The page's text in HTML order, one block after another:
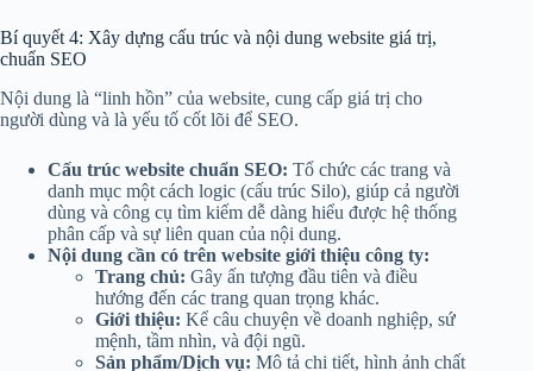
Bí quyết 4: Xây dựng cấu trúc và nội dung website giá trị,
chuẩn SEO
Nội dung là “linh hồn” của website, cung cấp giá trị cho
người dùng và là yếu tố cốt lõi để SEO.
Cấu trúc website chuẩn SEO: Tổ chức các trang và
danh mục một cách logic (cấu trúc Silo), giúp cả người
dùng và công cụ tìm kiếm dễ dàng hiểu được hệ thống
phân cấp và sự liên quan của nội dung.
Nội dung cần có trên website giới thiệu công ty:
Trang chủ: Gây ấn tượng đầu tiên và điều
hướng đến các trang quan trọng khác.
Giới thiệu: Kể câu chuyện về doanh nghiệp, sứ
mệnh, tầm nhìn, và đội ngũ.
Sản phẩm/Dịch vụ: Mô tả chi tiết, hình ảnh chất